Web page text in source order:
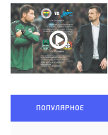
ПОПУЛЯРНОЕ